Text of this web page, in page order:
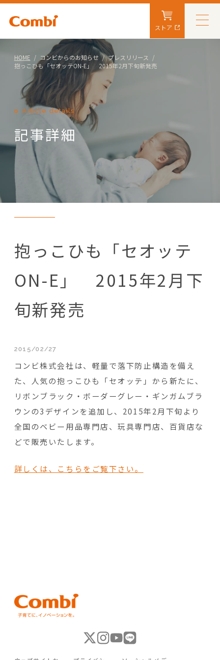
ストア
HOME コンビからのお知らせ
プレスリリース
抱っこひも「セオッテON-E」 2015年2月下旬新発売
Article details
記事詳細
抱っこひも「セオッテ
ON-E」 2015年2月下
旬新発売
2015/02/27
コンビ株式会社は、軽量で落下防止構造を備え
た、人気の抱っこひも「セオッテ」から新たに、
リボンブラック・ボーダーグレー・ギンガムブラ
ウンの3デザインを追加し、2015年2月下旬より
全国のベビー用品専門店、玩具専門店、百貨店な
どで販売いたします。
詳しくは、こちらをご覧下さい。